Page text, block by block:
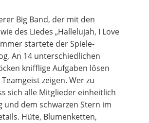
Big Band, der mit den
des Liedes „Hallelujah, I Love
startete der Spiele-
An 14 unterschiedlichen
knifflige Aufgaben lösen
zeigen. Wer zu
sich alle Mitglieder einheitlich
und dem schwarzen Stern im
Hüte, Blumenketten,